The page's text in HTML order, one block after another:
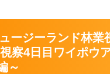
ージーランド林業
察4日目ワイポウ
～